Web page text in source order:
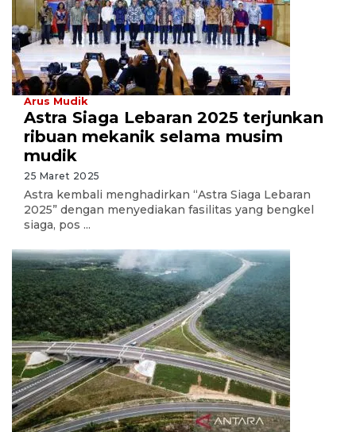
Arus Mudik
Astra Siaga Lebaran 2025 terjunkan
ribuan mekanik selama musim
mudik
25 Maret 2025
Astra kembali menghadirkan “Astra Siaga Lebaran
2025” dengan menyediakan fasilitas yang bengkel
siaga, pos ...